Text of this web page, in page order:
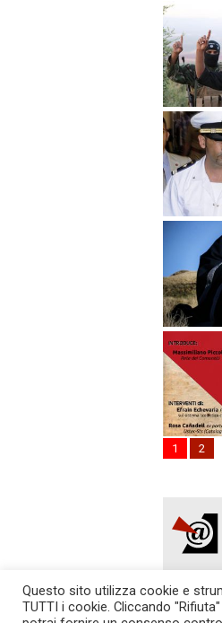
1 2
Questo sito utilizza cookie e
TUTTI i cookie. Cliccando